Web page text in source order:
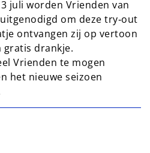
juli worden Vrienden van
om deze try‑out
ontvangen zij op vertoon
gratis drankje.
Vrienden te mogen
het nieuwe seizoen